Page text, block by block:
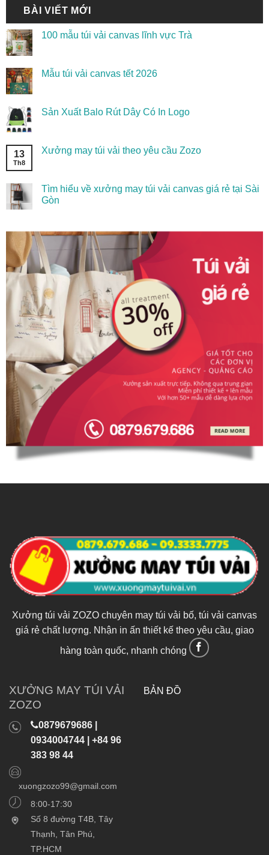
BÀI VIẾT MỚI
100 mẫu túi vải canvas lĩnh vực Trà
Mẫu túi vải canvas tết 2026
Sản Xuất Balo Rút Dây Có In Logo
13
Th8
Xưởng may túi vải theo yêu cầu Zozo
Tìm hiểu về xưởng may túi vải canvas giá rẻ tại Sài
Gòn
Xưởng túi vải ZOZO chuyên may túi vải bố, túi vải canvas
giá rẻ chất lượng. Nhận in ấn thiết kế theo yêu cầu, giao
hàng toàn quốc, nhanh chóng
XƯỞNG MAY TÚI VẢI
ZOZO
0879679686 |
0934004744 | +84 96
383 98 44
xuongzozo99@gmail.com
8:00-17:30
Số 8 đường T4B, Tây
Thạnh, Tân Phú,
TP.HCM
BẢN ĐỒ